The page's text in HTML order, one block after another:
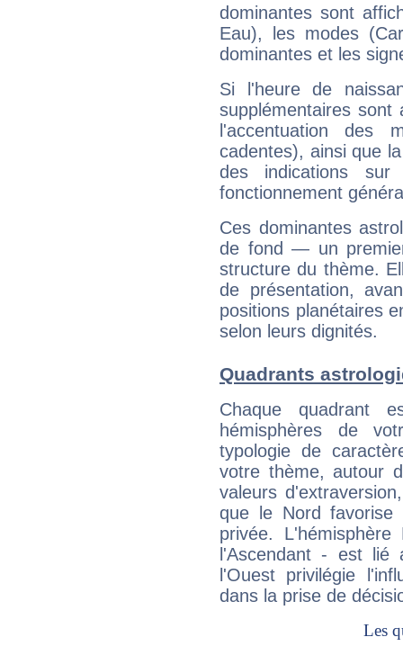
dominantes sont
Eau), les modes
dominantes et les
Si l'heure de
supplémentaires sont
l'accentuation des
cadentes), ainsi que
des indications sur
fonctionnement
Ces dominantes
de fond — un
structure du thème.
de présentation,
positions planétaires
selon leurs dignités.
Quadrants
Chaque quadrant
hémisphères de
typologie de
votre thème, autour
valeurs
que le Nord favorise
privée.
l'Ascendant - est
l'Ouest privilégie
dans la prise de